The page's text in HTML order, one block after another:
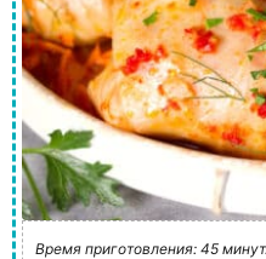
Время приготовления: 45 минут.